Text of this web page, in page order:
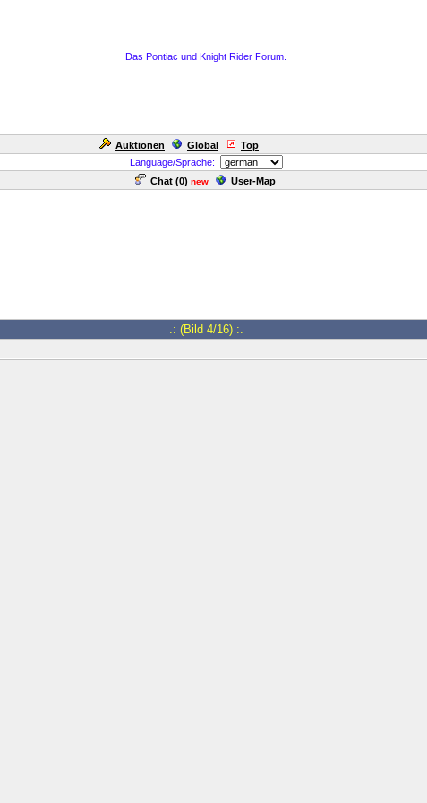
Das Pontiac und Knight Rider Forum.
Auktionen Global Top
Language/Sprache:
Chat (0) new User-Map
.: (Bild 4/16) :.